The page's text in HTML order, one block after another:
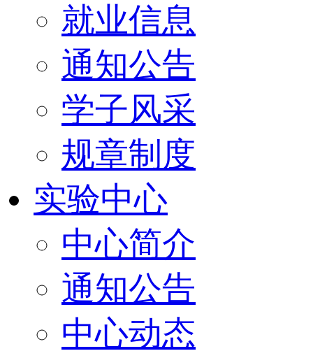
就业信息
通知公告
学子风采
规章制度
实验中心
中心简介
通知公告
中心动态